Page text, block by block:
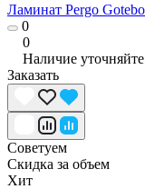
Ламинат Pergo
0
0
Наличие уточняйте
Заказать
Советуем
Скидка за объем
Хит